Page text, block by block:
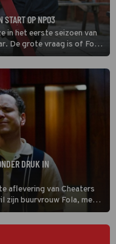
START OP NPO3
in het eerste seizoen van
De grote vraag is of Fola
aan heeft, want zij wil
DRUK IN
aflevering van Cheaters
zijn buurvrouw Fola, met
echt voor haar voelt.